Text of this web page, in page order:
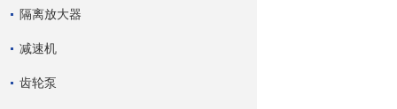
隔离放大器
减速机
齿轮泵